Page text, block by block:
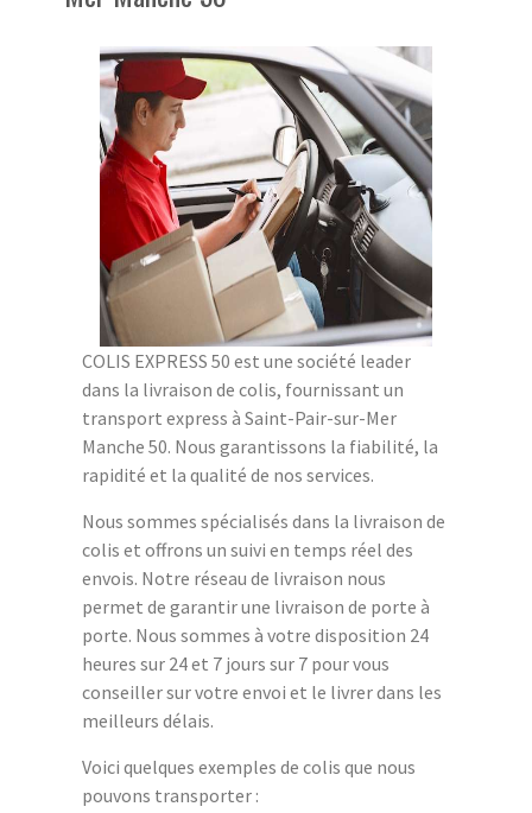
COLIS EXPRESS 50 est une société leader
dans la livraison de colis, fournissant un
transport express à Saint-Pair-sur-Mer
Manche 50. Nous garantissons la fiabilité, la
rapidité et la qualité de nos services.
Nous sommes spécialisés dans la livraison de
colis et offrons un suivi en temps réel des
envois. Notre réseau de livraison nous
permet de garantir une livraison de porte à
porte. Nous sommes à votre disposition 24
heures sur 24 et 7 jours sur 7 pour vous
conseiller sur votre envoi et le livrer dans les
meilleurs délais.
Voici quelques exemples de colis que nous
pouvons transporter :